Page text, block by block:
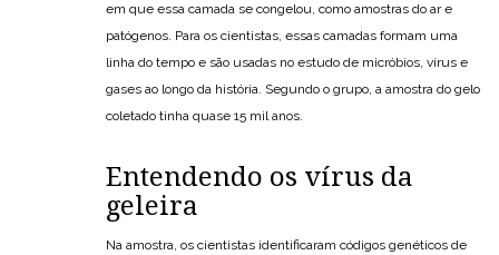
em que essa camada se congelou, como amostras do ar e
patógenos. Para os cientistas, essas camadas formam uma
linha do tempo e são usadas no estudo de micróbios, vírus e
gases ao longo da história. Segundo o grupo, a amostra do gelo
coletado tinha quase 15 mil anos.
Entendendo os vírus da
geleira
Na amostra, os cientistas identificaram códigos genéticos de